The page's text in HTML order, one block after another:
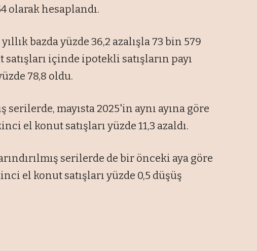
olarak hesaplandı.
bazda yüzde 36,2 azalışla 73 bin 579
içinde ipotekli satışların payı
78,8 oldu.
mayısta 2025'in aynı ayına göre
el konut satışları yüzde 11,3 azaldı.
serilerde de bir önceki aya göre
el konut satışları yüzde 0,5 düşüş